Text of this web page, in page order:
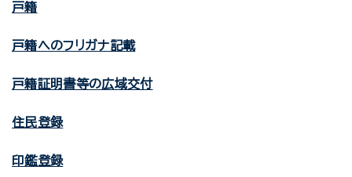
戸籍
戸籍へのフリガナ記載
戸籍証明書等の広域交付
住民登録
印鑑登録